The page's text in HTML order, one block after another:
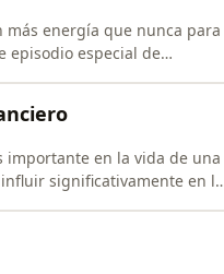
más energía que nunca para
episodio especial de
importante en la vida de una
significativamente en la